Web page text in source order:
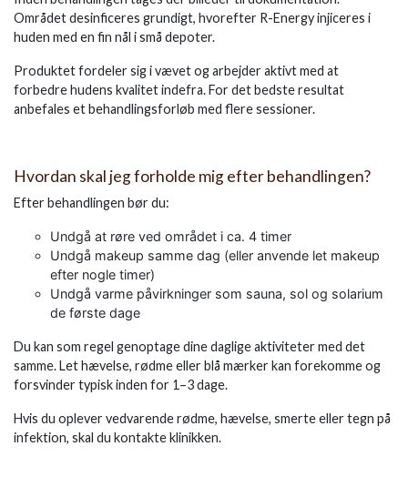
Området desinficeres grundigt, hvorefter R-Energy injiceres i
huden med en fin nål i små depoter.
Produktet fordeler sig i vævet og arbejder aktivt med at
forbedre hudens kvalitet indefra. For det bedste resultat
anbefales et behandlingsforløb med flere sessioner.
Hvordan skal jeg forholde mig efter behandlingen?
Efter behandlingen bør du:
Undgå at røre ved området i ca. 4 timer
Undgå makeup samme dag (eller anvende let makeup
efter nogle timer)
Undgå varme påvirkninger som sauna, sol og solarium
de første dage
Du kan som regel genoptage dine daglige aktiviteter med det
samme. Let hævelse, rødme eller blå mærker kan forekomme og
forsvinder typisk inden for 1–3 dage.
Hvis du oplever vedvarende rødme, hævelse, smerte eller tegn på
infektion, skal du kontakte klinikken.